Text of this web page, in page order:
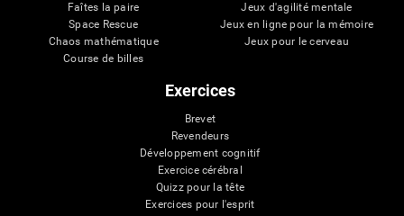
Faîtes la paire
Space Rescue
Chaos mathématique
Course de billes
Jeux d'agilité mentale
Jeux en ligne pour la mémoire
Jeux pour le cerveau
Exercices
Brevet
Revendeurs
Développement cognitif
Exercice cérébral
Quizz pour la tête
Exercices pour l'esprit